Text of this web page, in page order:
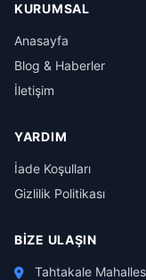
KURUMSAL
Anasayfa
Blog & Haberler
İletişim
YARDIM
İade Koşulları
Gizlilik Politikası
BIZE ULAŞIN
Tahtakale